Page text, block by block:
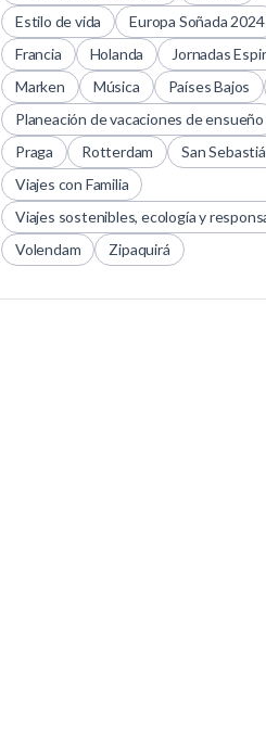
Estilo de vida
Europa Soñada 2024
Francia
Holanda
Jornadas
Marken
Música Países Bajos
Planeación de vacaciones de ensueño
Praga
Rotterdam
San
Viajes con Familia
Viajes sostenibles, ecología y
Volendam
Zipaquirá